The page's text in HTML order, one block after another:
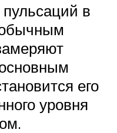
в
его
уровня